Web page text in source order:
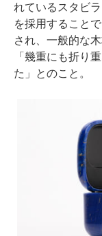
れているスタビ
を採用すること
され、一般的な
「幾重にも折り
た」とのこと。